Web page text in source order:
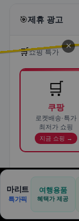
🎯제휴 광고
🛒쇼핑 특가
🛒
쿠팡
로켓배송·특가
최저가 쇼핑
지금 쇼핑 →
🚗
합리적으로
카슐랭 ·
🏠
✈️
공항
🏠 📝
견적
✕
마리트
특가픽
여행용품
혜택가 제공